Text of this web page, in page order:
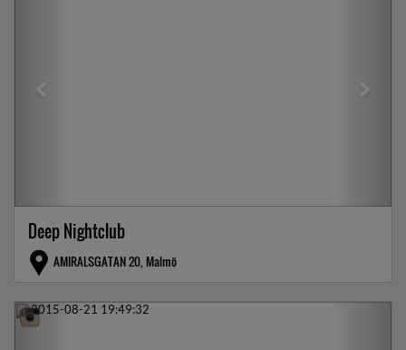
Deep Nightclub
AMIRALSGATAN 20, Malmö
Previous